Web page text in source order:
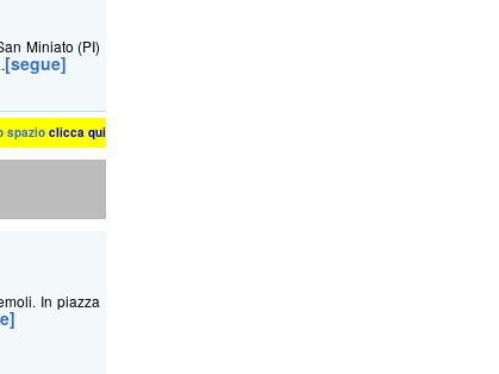
Miniato (PI)
[segue]
spazio clicca qui
In piazza